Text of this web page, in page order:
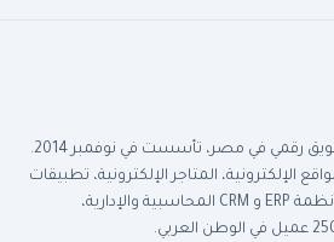
ماني ليك شركة برمجة وتسويق رقمي في مصر، تأسست في نوفمبر 2014.
المتاجر الإلكترونية، تطبيقات
الموبايل (iOS و Android)، أنظمة ERP و CRM المحاسبية والإدارية،